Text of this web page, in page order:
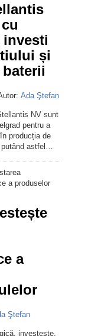
investi
și
Ada Ştefan
NV sunt
pentru a
producția de
astfel…
a
Ştefan
investește,